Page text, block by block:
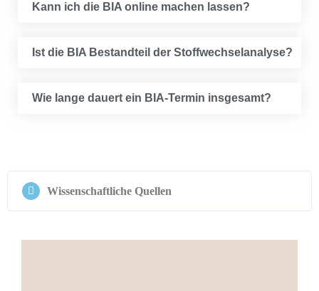
Kann ich die BIA online machen lassen?
Ist die BIA Bestand­teil der Stoffwechselanalyse?
Wie lan­ge dau­ert ein BIA-Ter­min insgesamt?
Wis­sen­schaft­li­che Quellen